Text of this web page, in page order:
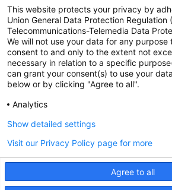
Zertifiziert für das QM-
ISO 9001: 2015, Reg.-Nr.
durch TÜV NORD CERT
Zertifiziert für Sicherheits-
Zertifiziert als qualifiziertes
öffentliche Aufträge durch
im Auftrag der IHK und
This website protects your privacy by
Union General Data Protection Regulation
Telecommunications-Telemedia Data
We will not use your data for any purpose
consent to and only to the extent not
necessary in relation to a specific
can grant your consent(s) to use your
below or by clicking "Agree to all".
Analytics
Agree to all
Show detailed settings
Visit our Privacy Policy page for more